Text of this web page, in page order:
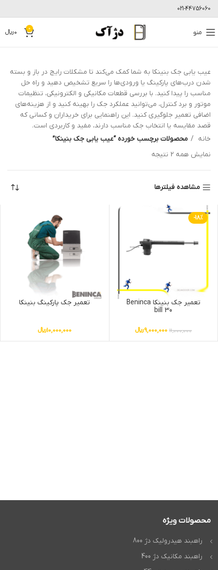
021-44756060
منو 0
0﷼
عیب یابی جک بنینکا به شما کمک می‌کند تا مشکلات رایج در باز و بسته
شدن درب‌های پارکینگ یا ورودی‌ها را سریع تشخیص دهید و راه حل
مناسب را پیدا کنید. با بررسی قطعات مکانیکی و الکترونیکی، تنظیمات
موتور و برد کنترل، می‌توانید عملکرد جک را بهینه کنید و از هزینه‌های
اضافی تعمیر جلوگیری کنید. این راهنمایی برای خریداران و کسانی که
قصد مقایسه یا انتخاب جک مناسب دارند، مفید و کاربردی است.
خانه
محصولات برچسب خورده “عیب یابی جک بنینکا”
نمایش همه 2 نتیجه
مشاهده فیلترها
-18%
تعمیر جک بنینکا Beninca
bill 30
11,000,000
9,000,000﷼
تعمیر جک پارکینگ بنینکا
10,000,000﷼
محصولات ویژه
راهبند هیدرولیک دژ 800
راهبند مکانیک دژ 400